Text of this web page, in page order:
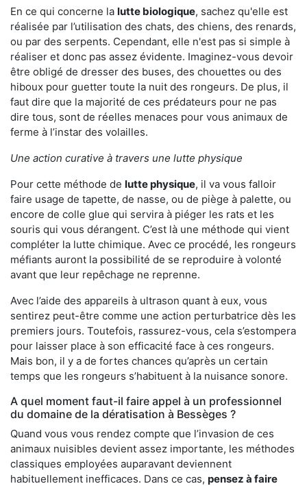
En ce qui concerne la lutte biologique, sachez qu'elle est
réalisée par l’utilisation des chats, des chiens, des renards,
ou par des serpents. Cependant, elle n'est pas si simple à
réaliser et donc pas assez évidente. Imaginez-vous devoir
être obligé de dresser des buses, des chouettes ou des
hiboux pour guetter toute la nuit des rongeurs. De plus, il
faut dire que la majorité de ces prédateurs pour ne pas
dire tous, sont de réelles menaces pour vous animaux de
ferme à l’instar des volailles.
Une action curative à travers une lutte physique
Pour cette méthode de lutte physique, il va vous falloir
faire usage de tapette, de nasse, ou de piège à palette, ou
encore de colle glue qui servira à piéger les rats et les
souris qui vous dérangent. C’est là une méthode qui vient
compléter la lutte chimique. Avec ce procédé, les rongeurs
méfiants auront la possibilité de se reproduire à volonté
avant que leur repêchage ne reprenne.
Avec l’aide des appareils à ultrason quant à eux, vous
sentirez peut-être comme une action perturbatrice dès les
premiers jours. Toutefois, rassurez-vous, cela s’estompera
pour laisser place à son efficacité face à ces rongeurs.
Mais bon, il y a de fortes chances qu’après un certain
temps que les rongeurs s’habituent à la nuisance sonore.
A quel moment faut-il faire appel à un professionnel
du domaine de la dératisation à Bessèges ?
Quand vous vous rendez compte que l’invasion de ces
animaux nuisibles devient assez importante, les méthodes
classiques employées auparavant deviennent
habituellement inefficaces. Dans ce cas, pensez à faire